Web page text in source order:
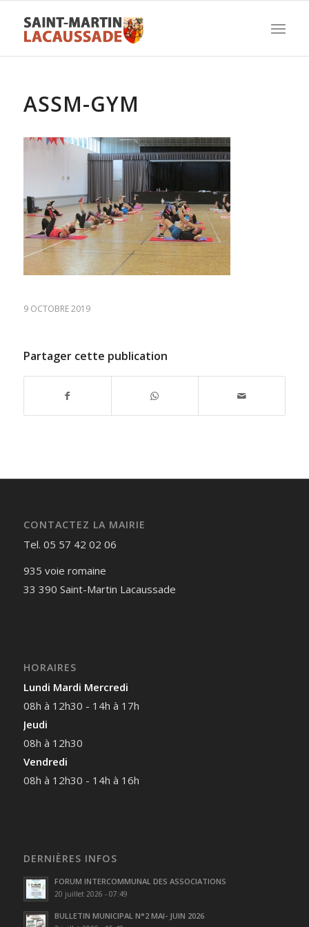
ASSM-GYM
9 OCTOBRE 2019
Partager cette publication
CONTACTEZ LA MAIRIE
Tel. 05 57 42 02 06
935 voie romaine
33 390 Saint-Martin Lacaussade
HORAIRES
Lundi Mardi Mercredi
08h à 12h30 - 14h à 17h
Jeudi
08h à 12h30
Vendredi
08h à 12h30 - 14h à 16h
DERNIÈRES INFOS
FORUM INTERCOMMUNAL DES ASSOCIATIONS
20 juillet 2026 - 07:49
BULLETIN MUNICIPAL N°2 MAI- JUIN 2026